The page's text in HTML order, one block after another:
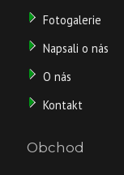
Fotogalerie
Napsali o nás
O nás
Kontakt
Obchod